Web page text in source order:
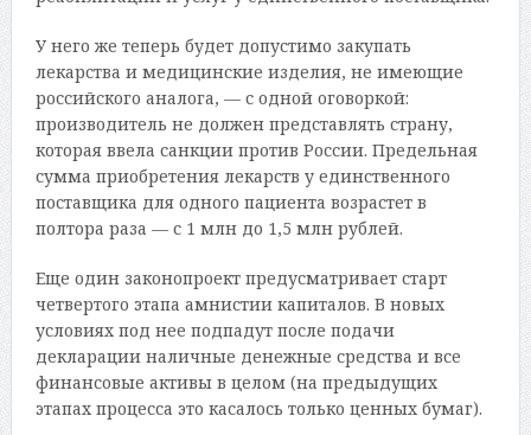
У него же теперь будет допустимо закупать
лекарства и медицинские изделия, не имеющие
российского аналога, — с одной оговоркой:
производитель не должен представлять страну,
которая ввела санкции против России. Предельная
сумма приобретения лекарств у единственного
поставщика для одного пациента возрастет в
полтора раза — с 1 млн до 1,5 млн рублей.
Еще один законопроект предусматривает старт
четвертого этапа амнистии капиталов. В новых
условиях под нее подпадут после подачи
декларации наличные денежные средства и все
финансовые активы в целом (на предыдущих
этапах процесса это касалось только ценных бумаг).